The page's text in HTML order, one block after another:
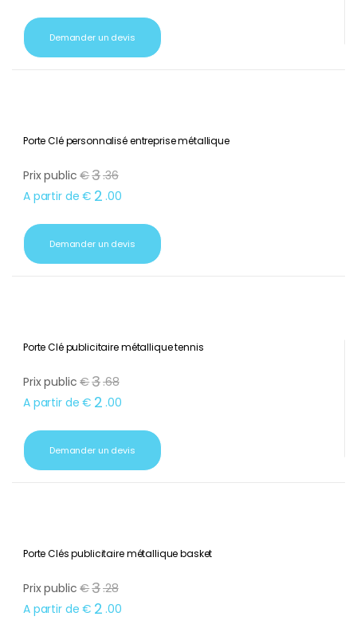
Demander un devis
Porte Clé personnalisé entreprise métallique
Prix public €3.36
A partir de € 2 .00
Demander un devis
Porte Clé publicitaire métallique tennis
Prix public €3.68
A partir de € 2 .00
Demander un devis
Porte Clés publicitaire métallique basket
Prix public €3.28
A partir de € 2 .00